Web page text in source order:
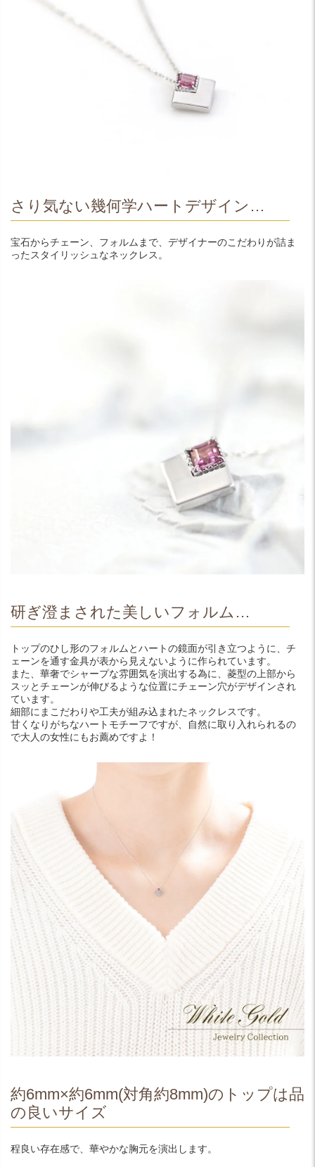
さり気ない幾何学ハートデザイン…
宝石からチェーン、フォルムまで、デザイナーのこだわりが詰ま
ったスタイリッシュなネックレス。
研ぎ澄まされた美しいフォルム…
トップのひし形のフォルムとハートの鏡面が引き立つように、チ
ェーンを通す金具が表から見えないように作られています。
また、華奢でシャープな雰囲気を演出する為に、菱型の上部から
スッとチェーンが伸びるような位置にチェーン穴がデザインされ
ています。
細部にまこだわりや工夫が組み込まれたネックレスです。
甘くなりがちなハートモチーフですが、自然に取り入れられるの
で大人の女性にもお薦めですよ！
約6mm×約6mm(対角約8mm)のトップは品
の良いサイズ
程良い存在感で、華やかな胸元を演出します。